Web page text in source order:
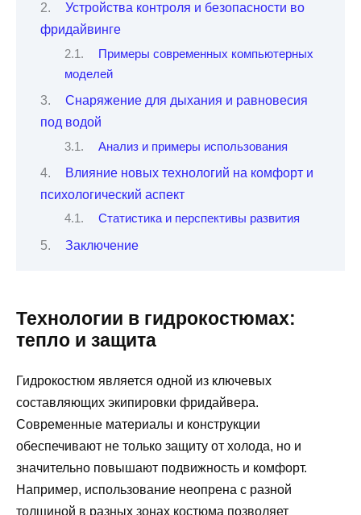
Устройства контроля и безопасности во
фридайвинге
Примеры современных компьютерных
моделей
Снаряжение для дыхания и равновесия
под водой
Анализ и примеры использования
Влияние новых технологий на комфорт и
психологический аспект
Статистика и перспективы развития
Заключение
Технологии в гидрокостюмах:
тепло и защита
Гидрокостюм является одной из ключевых
составляющих экипировки фридайвера.
Современные материалы и конструкции
обеспечивают не только защиту от холода, но и
значительно повышают подвижность и комфорт.
Например, использование неопрена с разной
толщиной в разных зонах костюма позволяет